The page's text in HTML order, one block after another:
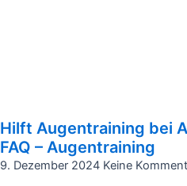
Hilft Augentraining bei
FAQ – Augentraining
9. Dezember 2024 Keine